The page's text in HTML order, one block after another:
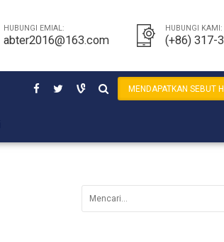
HUBUNGI EMIAL:
abter2016@163.com
HUBUNGI KAMI:
(+86) 317-
MENDAPATKAN SEBUT